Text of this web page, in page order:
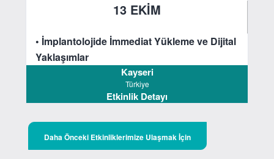
13 EKİM
• İmplantolojide İmmediat Yükleme ve Dijital
Yaklaşımlar
Kayseri
Türkiye
Etkinlik Detayı
Daha Önceki Etkinliklerimize Ulaşmak İçin